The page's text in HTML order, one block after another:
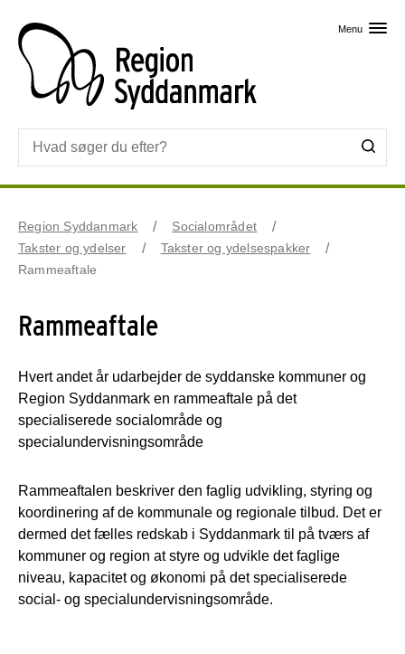
Menu
Region Syddanmark
Socialområdet
Takster og ydelser
Takster og ydelsespakker
Rammeaftale
Rammeaftale
Hvert andet år udarbejder de syddanske kommuner og
Region Syddanmark en rammeaftale på det
specialiserede socialområde og
specialundervisningsområde
Rammeaftalen beskriver den faglig udvikling, styring og
koordinering af de kommunale og regionale tilbud. Det er
dermed det fælles redskab i Syddanmark til på tværs af
kommuner og region at styre og udvikle det faglige
niveau, kapacitet og økonomi på det specialiserede
social- og specialundervisningsområde.